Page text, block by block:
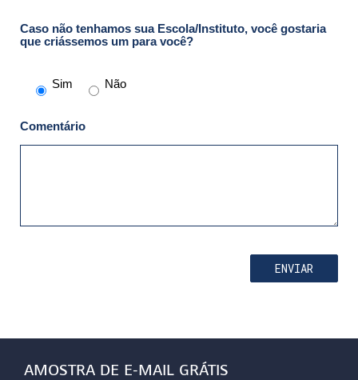
Caso não tenhamos sua Escola/Instituto, você gostaria
que criássemos um para você?
Sim Não
Comentário
AMOSTRA DE E-MAIL GRÁTIS